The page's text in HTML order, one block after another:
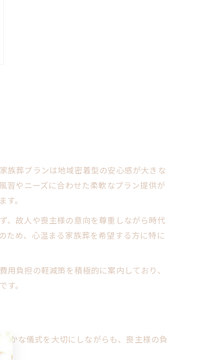
族葬プランは地域密着型の安心感が大きな
習やニーズに合わせた柔軟なプラン提供が
。
、故人や喪主様の意向を尊重しながら時代
ため、心温まる家族葬を希望する方に特に
負担の軽減策を積極的に案内しており、
。
かな儀式を大切にしながらも、喪主様の負